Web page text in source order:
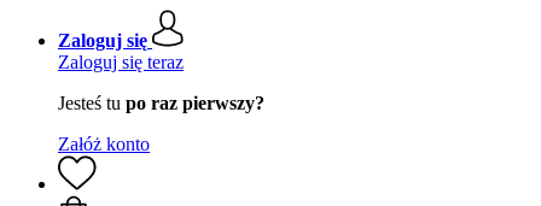
Zaloguj się
Zaloguj się teraz
Jesteś tu po raz pierwszy?
Załóż konto